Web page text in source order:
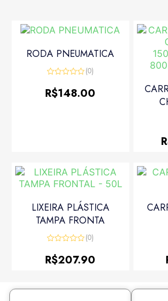
RODA PNEUMATICA
0
de
(0)
R$148.00
LIXEIRA PLÁSTICA
TAMPA FRONTA
0
de
(0)
R$207.90